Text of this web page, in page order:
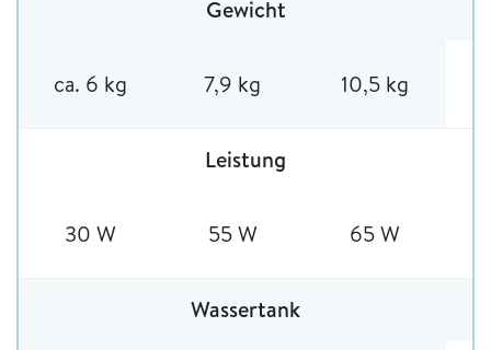
Gewicht
ca. 6 kg 7,9 kg 10,5 kg
Leistung
30 W 55 W 65 W
Wassertank